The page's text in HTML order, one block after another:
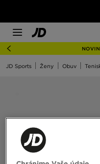
JD Sports Ženy Obuv